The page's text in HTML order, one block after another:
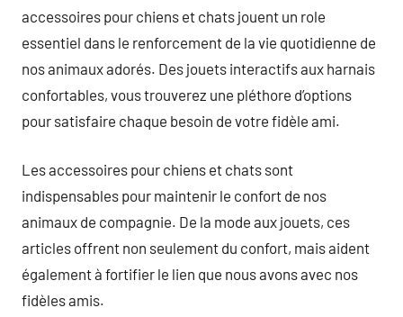
accessoires pour chiens et chats jouent un role
essentiel dans le renforcement de la vie quotidienne de
nos animaux adorés. Des jouets interactifs aux harnais
confortables, vous trouverez une pléthore d’options
pour satisfaire chaque besoin de votre fidèle ami.
Les accessoires pour chiens et chats sont
indispensables pour maintenir le confort de nos
animaux de compagnie. De la mode aux jouets, ces
articles offrent non seulement du confort, mais aident
également à fortifier le lien que nous avons avec nos
fidèles amis.